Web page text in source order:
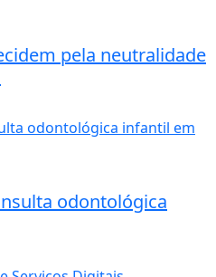
pela neutralidade
odontológica